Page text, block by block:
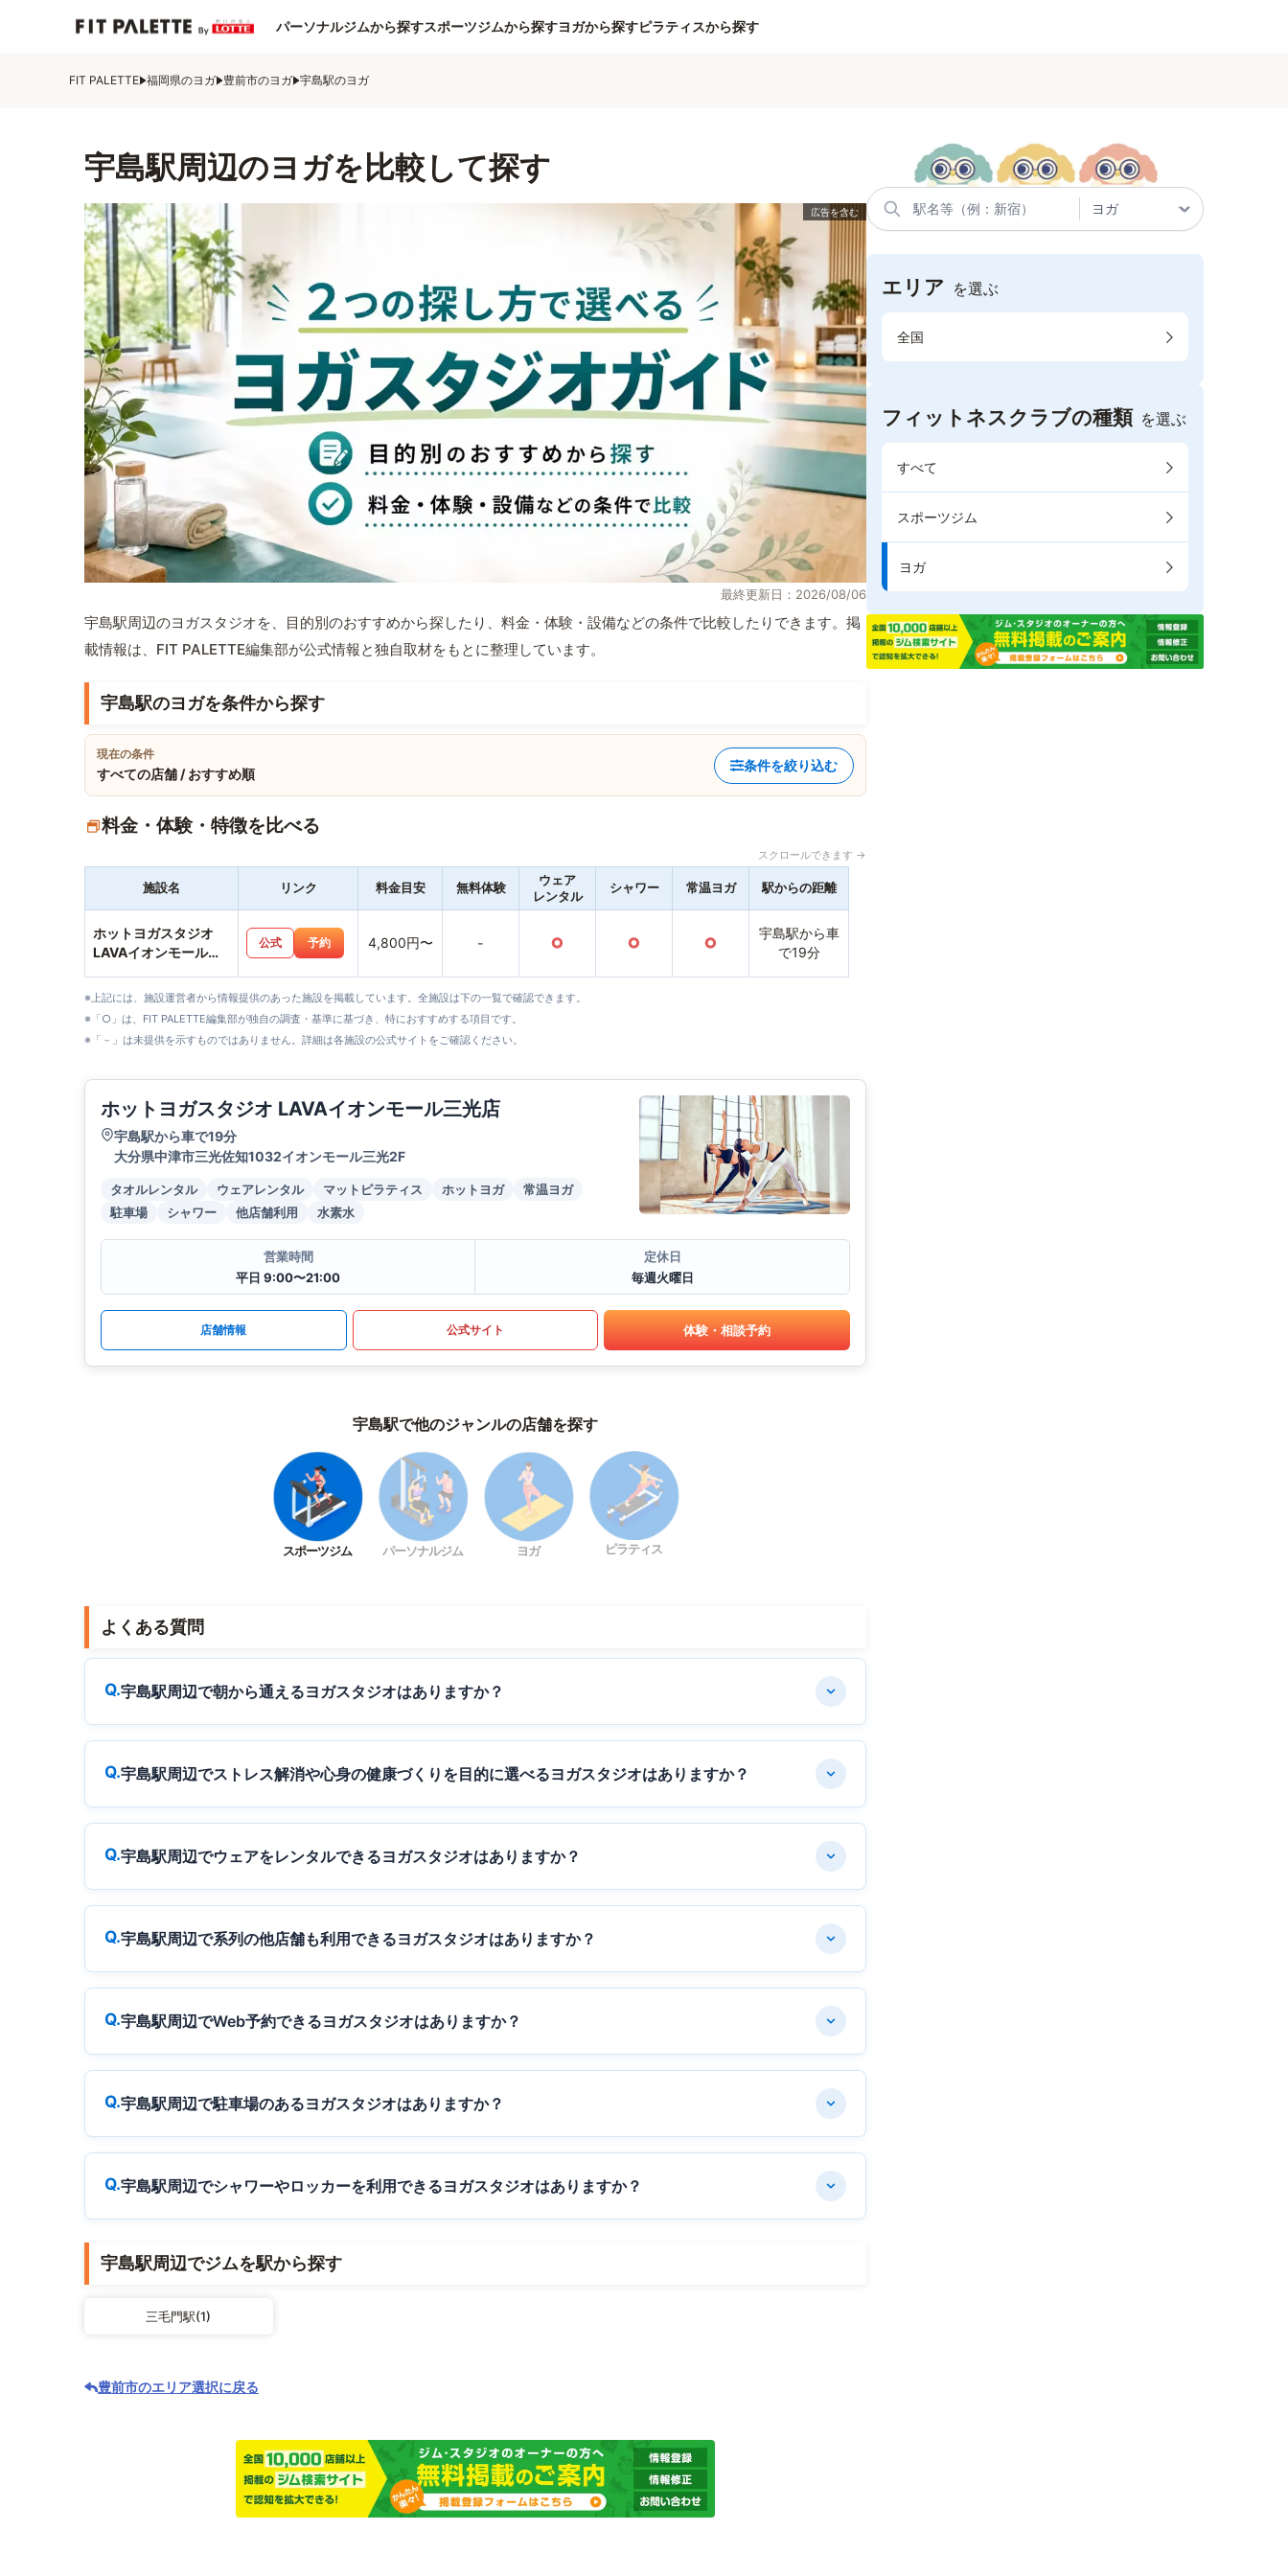
パーソナルジムから探すスポーツジムから探すヨガから探すピラティスから探す
FIT PALETTE 福岡県のヨガ 豊前市のヨガ 宇島駅のヨガ
宇島駅周辺のヨガを比較して探す
最終更新日：2026/08/06
宇島駅周辺のヨガスタジオを、目的別のおすすめから探したり、料金・体験・設備などの条件で比較したりできます。掲
載情報は、FIT PALETTE編集部が公式情報と独自取材をもとに整理しています。
宇島駅のヨガを条件から探す
現在の条件
すべての店舗 / おすすめ順
条件を絞り込む
料金・体験・特徴を比べる
スクロールできます →
施設名 リンク 料金目安 無料体験
ウェア
レンタル
シャワー 常温ヨガ 駅からの距離
ホットヨガスタジオ
LAVAイオンモール三
公式 予約 4,800円〜 - ○ ○ ○
宇島駅から車
で19分
※上記には、施設運営者から情報提供のあった施設を掲載しています。全施設は下の一覧で確認できます。
※「○」は、FIT PALETTE編集部が独自の調査・基準に基づき、特におすすめする項目です。
※「－」は未提供を示すものではありません。詳細は各施設の公式サイトをご確認ください。
ホットヨガスタジオ LAVAイオンモール三光店
宇島駅から車で19分
大分県中津市三光佐知1032イオンモール三光2F
タオルレンタル ウェアレンタル マットピラティス ホットヨガ
常温ヨガ
駐車場
シャワー 他店舗利用 水素水
営業時間
平日 9:00〜21:00
定休日
毎週火曜日
店舗情報 公式サイト 体験・相談予約
宇島駅で他のジャンルの店舗を探す
スポーツジム パーソナルジム ヨガ ピラティス
よくある質問
宇島駅周辺で朝から通えるヨガスタジオはありますか？
宇島駅周辺でストレス解消や心身の健康づくりを目的に選べるヨガスタジオはありますか？
宇島駅周辺でウェアをレンタルできるヨガスタジオはありますか？
宇島駅周辺で系列の他店舗も利用できるヨガスタジオはありますか？
宇島駅周辺でWeb予約できるヨガスタジオはありますか？
宇島駅周辺で駐車場のあるヨガスタジオはありますか？
宇島駅周辺でシャワーやロッカーを利用できるヨガスタジオはありますか？
宇島駅周辺でジムを駅から探す
三毛門駅(1)
豊前市のエリア選択に戻る
エリア を選ぶ
全国
フィットネスクラブの種類 を選ぶ
すべて
スポーツジム
ヨガ